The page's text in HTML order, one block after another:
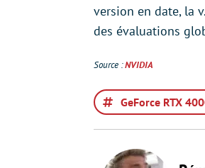
version en date, la
des évaluations
Source :NVIDIA
GeForce RTX